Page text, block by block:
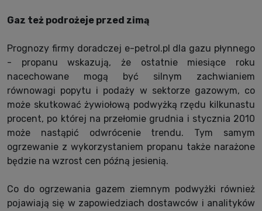
Gaz też podrożeje przed zimą
Prognozy firmy doradczej e-petrol.pl dla gazu płynnego
- propanu wskazują, że ostatnie miesiące roku
nacechowane mogą być silnym zachwianiem
równowagi popytu i podaży w sektorze gazowym, co
może skutkować żywiołową podwyżką rzędu kilkunastu
procent, po której na przełomie grudnia i stycznia 2010
może nastąpić odwrócenie trendu. Tym samym
ogrzewanie z wykorzystaniem propanu także narażone
będzie na wzrost cen późną jesienią.
Co do ogrzewania gazem ziemnym podwyżki również
pojawiają się w zapowiedziach dostawców i analityków